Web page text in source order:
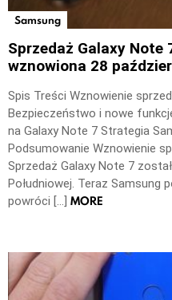
Samsung
Sprzedaż Galaxy Note
wznowiona 28
Spis Treści Wznowienie
Bezpieczeństwo i nowe
na Galaxy Note 7 Strategia
Podsumowanie Wznowienie
Sprzedaż Galaxy Note 7
Południowej. Teraz Samsung
powróci […] MORE